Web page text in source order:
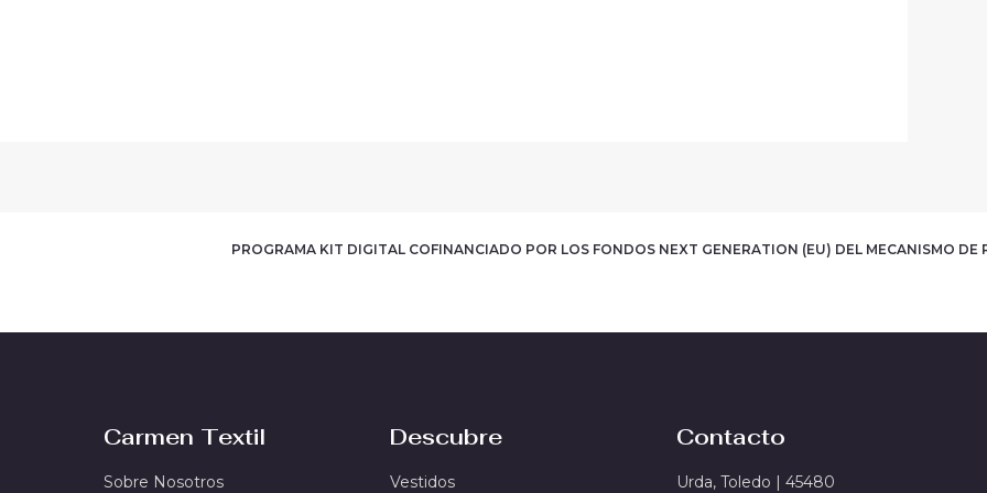
PROGRAMA KIT DIGITAL COFINANCIADO POR LOS FONDOS NEXT GENERATION (EU) DEL MECANISMO DE
Carmen Textil
Sobre Nosotros
Descubre
Vestidos
Contacto
Urda, Toledo | 45480